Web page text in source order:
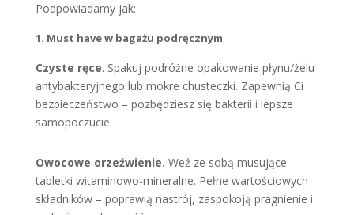
Podpowiadamy jak:
1. Must have w bagażu podręcznym
Czyste ręce. Spakuj podróżne opakowanie płynu/żelu
antybakteryjnego lub mokre chusteczki. Zapewnią Ci
bezpieczeństwo – pozbędziesz się bakterii i lepsze
samopoczucie.
Owocowe orzeźwienie. Weź ze sobą musujące
tabletki witaminowo-mineralne. Pełne wartościowych
składników – poprawią nastrój, zaspokoją pragnienie i